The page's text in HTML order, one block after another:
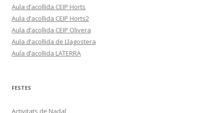
Aula d’acollida CEIP Horts
Aula d’acollida CEIP Horts2
Aula d’acollida CEIP Olivera
Aula d’acollida de Llagostera
Aula d’acollida LATERRA
FESTES
Activitats de Nadal